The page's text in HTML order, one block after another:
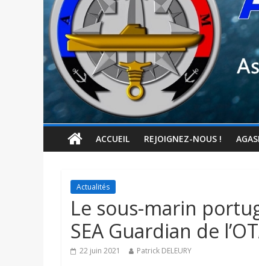
ACCUEIL REJOIGNEZ-NOUS !
Actualités
Le sous-marin
SEA Guardian de
22 juin 2021 Patrick DELEURY